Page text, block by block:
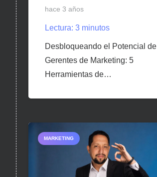
hace 3 años
Lectura: 3 minutos
Desbloqueando el Potencial de
Gerentes de Marketing: 5
Herramientas de…
MARKETING